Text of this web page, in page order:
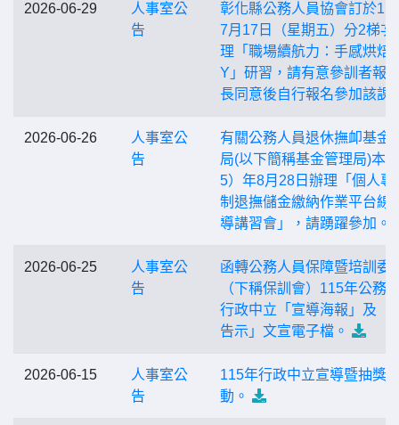
2026-06-29
人事室公
告
彰化縣公務人員協會訂於
7月17日（星期五）分2梯次
理「職場續航力：手感烘焙
Y」研習，請有意參訓者報
長同意後自行報名參加該課
2026-06-26
人事室公
告
有關公務人員退休撫卹基金
局(以下簡稱基金管理局)本
5）年8月28日辦理「個人專
制退撫儲金繳納作業平台線
導講習會」，請踴躍參加。
2026-06-25
人事室公
告
函轉公務人員保障暨培訓委
（下稱保訓會）115年公務
行政中立「宣導海報」及「
告示」文宣電子檔。
2026-06-15
人事室公
告
115年行政中立宣導暨抽獎
動。